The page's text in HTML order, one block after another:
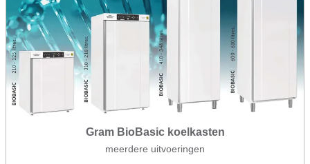
Gram BioBasic koelkasten
meerdere uitvoeringen